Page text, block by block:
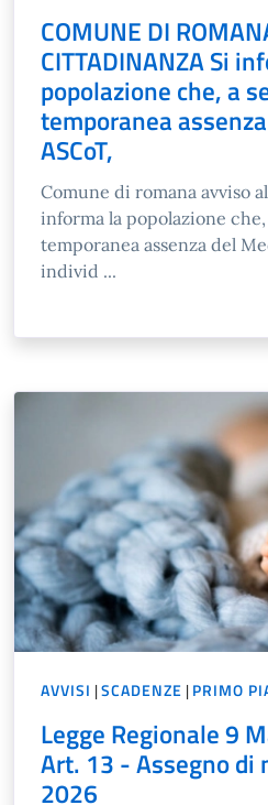
COMUNE DI
CITTADINANZA Si
popolazione che, a
temporanea
ASCoT,
Comune di romana avviso
informa la popolazione
temporanea assenza del
individ ...
AVVISI |SCADENZE |PRIMO
Legge Regionale 9
Art. 13 - Assegno di
2026